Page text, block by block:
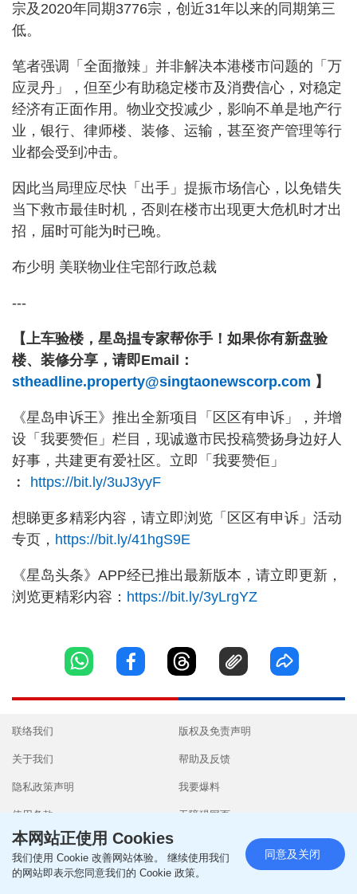
宗及2020年同期3776宗，创近31年以来的同期第三
低。
笔者强调「全面撤辣」并非解决本港楼市问题的「万
应灵丹」，但至少有助稳定楼市及消费信心，对稳定
经济有正面作用。物业交投减少，影响不单是地产行
业，银行、律师楼、装修、运输，甚至资产管理等行
业都会受到冲击。
因此当局理应尽快「出手」提振市场信心，以免错失
当下救市最佳时机，否则在楼市出现更大危机时才出
招，届时可能为时已晚。
布少明 美联物业住宅部行政总裁
---
【上车验楼，星岛揾专家帮你手！如果你有新盘验
楼、装修分享，请即Email：
stheadline.property@singtaonewscorp.com 】
《星岛申诉王》推出全新项目「区区有申诉」，并增
设「我要赞佢」栏目，现诚邀市民投稿赞扬身边好人
好事，共建更有爱社区。立即「我要赞佢」
︰ https://bit.ly/3uJ3yyF
想睇更多精彩内容，请立即浏览「区区有申诉」活动
专页， https://bit.ly/41hgS9E
《星岛头条》APP经已推出最新版本，请立即更新，
浏览更精彩内容： https://bit.ly/3yLrgYZ
联络我们
关于我们
隐私政策声明
使用条款
版权及免责声明
帮助及反馈
我要爆料
无障碍网页
Copyright © 2026 SingTao Ltd.All rights reserved.
本网站正使用 Cookies
我们使用 Cookie 改善网站体验。 继续使用我们
的网站即表示您同意我们的 Cookie 政策。
同意及关闭